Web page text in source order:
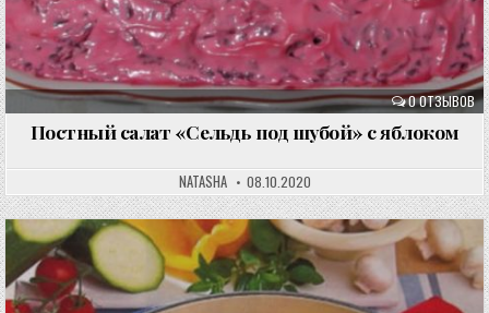
0 ОТЗЫВОВ
Постный салат «Сельдь под шубой» с яблоком
NATASHA 08.10.2020